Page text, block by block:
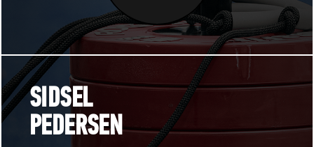
SIDSEL
PEDERSEN